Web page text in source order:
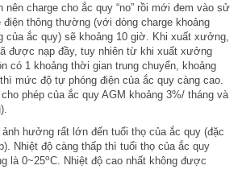
nên charge cho ắc quy “no” rồi mới đem vào sử
điện thông thường (với dòng charge khoảng
của ắc quy) sẽ khoảng 10 giờ. Khi xuất xưởng,
được nạp đầy, tuy nhiên từ khi xuất xưởng
có 1 khoảng thời gian trung chuyển, khoảng
mức độ tự phóng điện của ắc quy càng cao.
phép của ắc quy AGM khoảng 3%/ tháng và
hưởng rất lớn đến tuổi thọ của ắc quy (đặc
Nhiệt độ càng thấp thì tuổi thọ của ắc quy
là 0~25oC. Nhiệt độ cao nhất không được